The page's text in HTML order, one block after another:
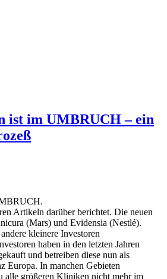
ist im UMBRUCH – ein
Artikeln darüber berichtet. Die neuen
(Mars) und Evidensia (Nestlé).
kleinere Investoren
haben in den letzten Jahren
und betreiben diese nun als
Europa. In manchen Gebieten
alle größeren Kliniken nicht mehr im